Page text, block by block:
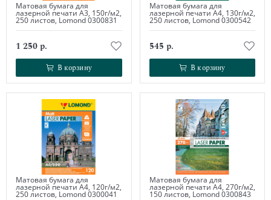
Матовая бумага для
лазерной печати А3, 150г/м2,
250 листов, Lomond 0300831
1 250 р.
В корзину
В корзину
Матовая бумага для
лазерной печати А4, 130г/м2,
250 листов, Lomond 0300542
545 р.
В корзину
В корзину
Матовая бумага для
лазерной печати А4, 120г/м2,
250 листов, Lomond 0300041
Матовая бумага для
лазерной печати А4, 270г/м2,
150 листов, Lomond 0300843